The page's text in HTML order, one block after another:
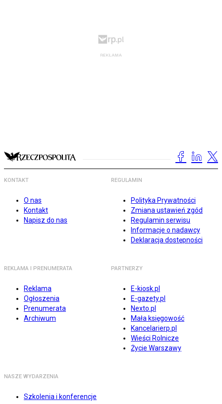
KONTAKT
O nas
Kontakt
Napisz do nas
REGULAMIN
Polityka Prywatności
Zmiana ustawień zgód
Regulamin serwisu
Informacje o nadawcy
Deklaracja dostępności
REKLAMA I PRENUMERATA
Reklama
Ogłoszenia
Prenumerata
Archiwum
PARTNERZY
E-kiosk.pl
E-gazety.pl
Nexto.pl
Mała księgowość
Kancelarierp.pl
Wieści Rolnicze
Życie Warszawy
NASZE WYDARZENIA
Szkolenia i konferencje